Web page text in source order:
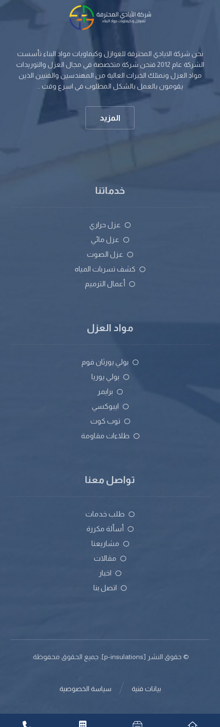
نحن شركة الايادي المحترفة للعوازل وكيماويات مواد البناء تأسست
الشركة عام 2012 فنحن شركة متخصصة في مجال العزل والتوريدات
مواد العزل ونمتلك الخبرات العالية من المهندسين والفنيين الذين
يقومون بالعمل بالشكل المطلوب في اسرع وقت ..
المزيد
خدماتنا
عزل حراري
عزل مائي
عزل الصوت
كشف تسربات المياه
أعمال الترميم
مواد العزل
بولي يورثان فوم
بولي يوريا
برايمر
ايبوكسي
توب كوت
طلاءات مقاومة
تواصل معنا
طلب خدمات
أسألة مكررة
مشاريعنا
مقالات
اخبار
اتصل بنا
© حقوق النشر [p-insulations]. جميع الحقوق محفوظة.
سياسة الخصوصية بيانات فنية